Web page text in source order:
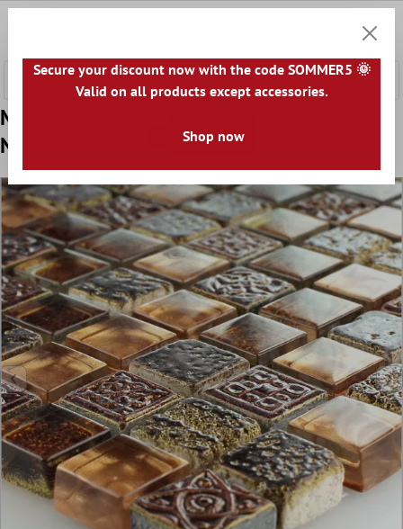
Muster von Mosaikfliesen Escimo Glas
Naturstein Mix Braun Gold
Secure your discount now with the code SOMMER5 🌞
Valid on all products except accessories.
Shop now